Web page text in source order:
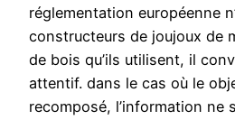
réglementation européenne
constructeurs de joujoux de
de bois qu’ils utilisent, il
attentif. dans le cas où le
recomposé, l’information ne